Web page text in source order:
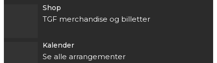
Shop
TGF merchandise og billetter
Kalender
Se alle arrangementer